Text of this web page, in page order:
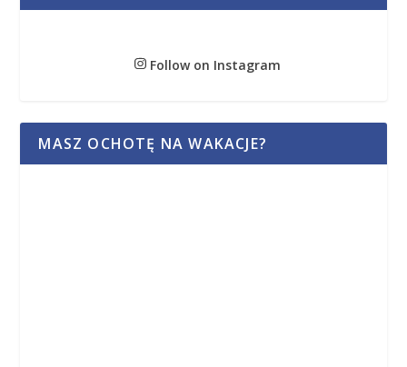
Follow on Instagram
MASZ OCHOTĘ NA WAKACJE?